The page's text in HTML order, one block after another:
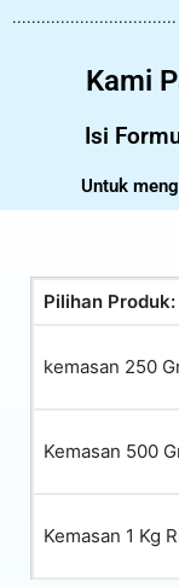
..................................
Kami
Isi
Untuk
Pilihan Produk:
kemasan 250
Kemasan 500
Kemasan 1 Kg